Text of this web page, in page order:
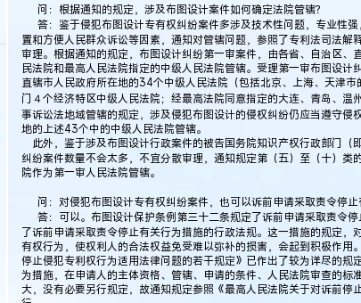
问：根据通知的规定，涉及布图设计案件如何确定法院管辖？
答：鉴于侵犯布图设计专有权纠纷案件多涉及技术性问题，专业性
置和方便人民群众诉讼等因素，通知对管辖问题，参照了专利法司法
审理。根据通知的规定，布图设计纠纷第一审案件，由各省、自治区
民法院和最高人民法院指定的中级人民法院管辖。受理第一审布图设
直辖市人民政府所在地的34个中级人民法院（包括北京、上海、天津
门４个经济特区中级人民法院；经最高法院同意指定的大连、青岛、
事诉讼法地域管辖的规定，涉及侵犯布图设计的侵权纠纷仍应当遵守侵
地的上述43个中的中级人民法院管辖。
此外，鉴于涉及布图设计行政案件的被告国务院知识产权行政部门（
纠纷案件数量不会太多，不宜分散审理，通知规定第（五）至（十）
院作为第一审人民法院管辖。
问：对侵犯布图设计专有权纠纷案件，也可以诉前申请采取责令停
答：可以。布图设计保护条例第三十二条规定了诉前申请采取责令
了诉前申请采取责令停止有关行为措施的行政法规。这一措施的规定
有权行为，使权利人的合法权益免受难以弥补的损害，会起到积极作用
停止侵犯专利权行为适用法律问题的若干规定》已作出了较为详尽的规
为措施，在申请人的主体资格、管辖、申请的条件、人民法院审查的标
大，没有必要另行规定，故通知规定参照《最高人民法院关于对诉前停